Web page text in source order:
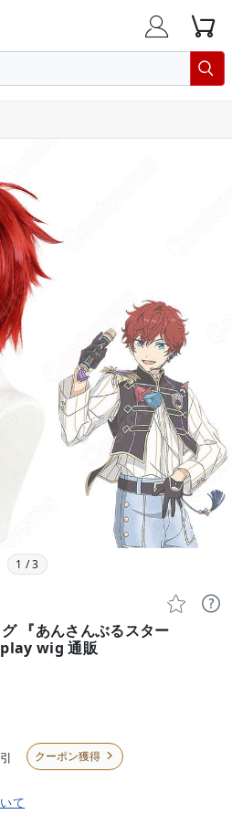
 

1 /3
 
『あんさんぶるスター
wig 通販
クーポン獲得 
て